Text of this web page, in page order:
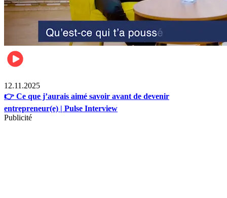
12.11.2025
👉 Ce que j’aurais aimé savoir avant de devenir
entrepreneur(e) | Pulse Interview
Publicité